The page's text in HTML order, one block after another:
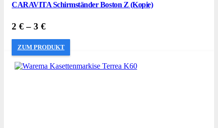
CARAVITA Schirmständer Boston Z (Kopie)
2 €– 3 €
ZUM PRODUKT